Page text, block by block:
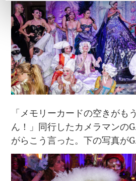
「メモリーカードの空きがも
ん！」同行したカメラマンの
がらこう言った。下の写真が